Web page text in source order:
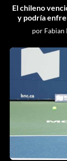
El chileno
y podría
por Fabian